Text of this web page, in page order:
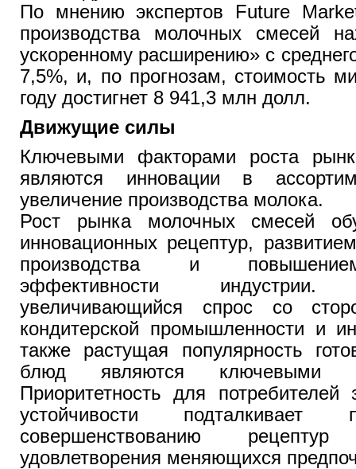
По мнению экспертов Future
производства молочных смесей
ускоренному расширению» с
7,5%, и, по прогнозам, стоимость
году достигнет 8 941,3 млн долл.
Движущие силы
Ключевыми факторами роста
являются инновации в
увеличение производства молока.
Рост рынка молочных смесей
инновационных рецептур,
производства и
эффективности
увеличивающийся спрос со
кондитерской промышленности и
также растущая популярность
блюд являются ключевыми
Приоритетность для потребителей
устойчивости подталкивает
совершенствованию
удовлетворения меняющихся